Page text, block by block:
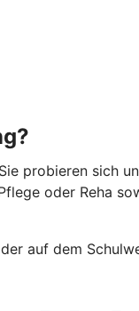
probieren sich
oder Reha
auf dem